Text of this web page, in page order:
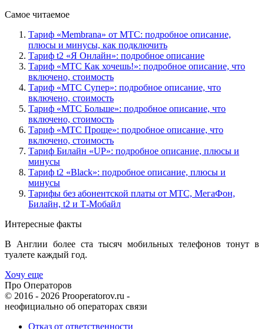
Самое читаемое
Тариф «Membrana» от МТС: подробное описание,
плюсы и минусы, как подключить
Тариф t2 «Я Онлайн»: подробное описание
Тариф «МТС Как хочешь!»: подробное описание, что
включено, стоимость
Тариф «МТС Супер»: подробное описание, что
включено, стоимость
Тариф «МТС Больше»: подробное описание, что
включено, стоимость
Тариф «МТС Проще»: подробное описание, что
включено, стоимость
Тариф Билайн «UP»: подробное описание, плюсы и
минусы
Тариф t2 «Black»: подробное описание, плюсы и
минусы
Тарифы без абонентской платы от МТС, МегаФон,
Билайн, t2 и Т-Мобайл
Интересные факты
В Англии более ста тысяч мобильных телефонов тонут в
туалете каждый год.
Хочу еще
Про Операторов
© 2016 - 2026 Prooperatorov.ru -
неофициально об операторах связи
Отказ от ответственности